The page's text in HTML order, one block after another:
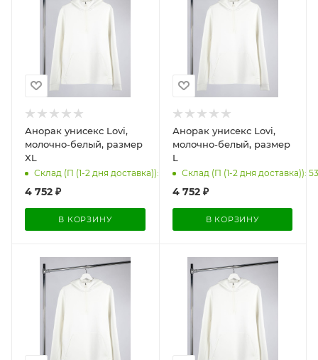
Анорак унисекс Lovi,
молочно-белый, размер
XL
Склад (П (1-2 дня доставка)): 25
4 752 ₽
В КОРЗИНУ
Анорак унисекс Lovi,
молочно-белый, размер
L
Склад (П (1-2 дня доставка)): 53
4 752₽
В КОРЗИНУ